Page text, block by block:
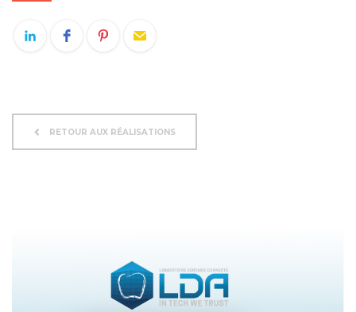
RETOUR AUX RÉALISATIONS